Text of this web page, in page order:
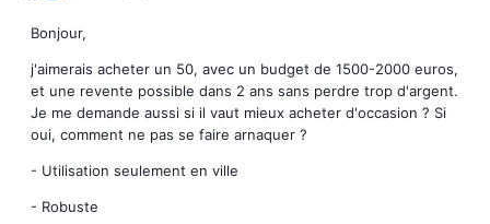
Bonjour,
j'aimerais acheter un 50, avec un budget de 1500-2000 euros,
et une revente possible dans 2 ans sans perdre trop d'argent.
Je me demande aussi si il vaut mieux acheter d'occasion ? Si
oui, comment ne pas se faire arnaquer ?
- Utilisation seulement en ville
- Robuste